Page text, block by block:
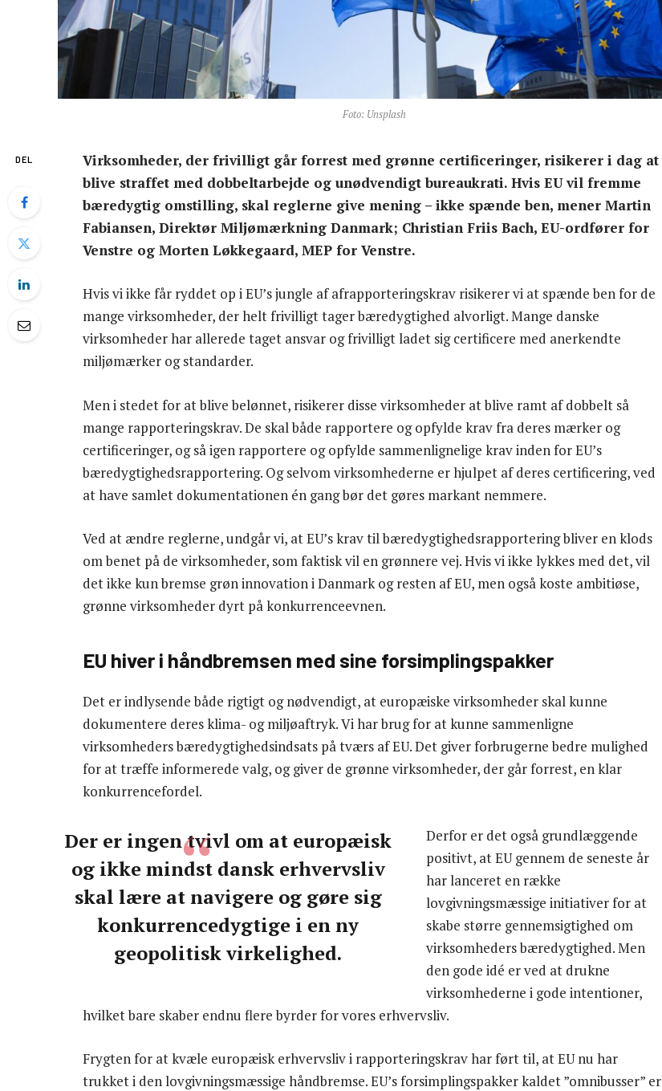
Foto: Unsplash
DEL
Virksomheder, der frivilligt går forrest med grønne certificeringer, risikerer i dag at
blive straffet med dobbeltarbejde og unødvendigt bureaukrati. Hvis EU vil fremme
bæredygtig omstilling, skal reglerne give mening – ikke spænde ben, mener Martin
Fabiansen, Direktør Miljømærkning Danmark; Christian Friis Bach, EU-ordfører for
Venstre og Morten Løkkegaard, MEP for Venstre.
Hvis vi ikke får ryddet op i EU’s jungle af afrapporteringskrav risikerer vi at spænde ben for de
mange virksomheder, der helt frivilligt tager bæredygtighed alvorligt. Mange danske
virksomheder har allerede taget ansvar og frivilligt ladet sig certificere med anerkendte
miljømærker og standarder.
Men i stedet for at blive belønnet, risikerer disse virksomheder at blive ramt af dobbelt så
mange rapporteringskrav. De skal både rapportere og opfylde krav fra deres mærker og
certificeringer, og så igen rapportere og opfylde sammenlignelige krav inden for EU’s
bæredygtighedsrapportering. Og selvom virksomhederne er hjulpet af deres certificering, ved
at have samlet dokumentationen én gang bør det gøres markant nemmere.
Ved at ændre reglerne, undgår vi, at EU’s krav til bæredygtighedsrapportering bliver en klods
om benet på de virksomheder, som faktisk vil en grønnere vej. Hvis vi ikke lykkes med det, vil
det ikke kun bremse grøn innovation i Danmark og resten af EU, men også koste ambitiøse,
grønne virksomheder dyrt på konkurrenceevnen.
EU hiver i håndbremsen med sine forsimplingspakker
Det er indlysende både rigtigt og nødvendigt, at europæiske virksomheder skal kunne
dokumentere deres klima- og miljøaftryk. Vi har brug for at kunne sammenligne
virksomheders bæredygtighedsindsats på tværs af EU. Det giver forbrugerne bedre mulighed
for at træffe informerede valg, og giver de grønne virksomheder, der går forrest, en klar
konkurrencefordel.
Der er ingen tvivl om at europæisk
og ikke mindst dansk erhvervsliv
skal lære at navigere og gøre sig
konkurrencedygtige i en ny
geopolitisk virkelighed.
Derfor er det også grundlæggende
positivt, at EU gennem de seneste år
har lanceret en række
lovgivningsmæssige initiativer for at
skabe større gennemsigtighed om
virksomheders bæredygtighed. Men
den gode idé er ved at drukne
virksomhederne i gode intentioner,
hvilket bare skaber endnu flere byrder for vores erhvervsliv.
Frygten for at kvæle europæisk erhvervsliv i rapporteringskrav har ført til, at EU nu har
trukket i den lovgivningsmæssige håndbremse. EU’s forsimplingspakker kaldet ”omnibusser” er